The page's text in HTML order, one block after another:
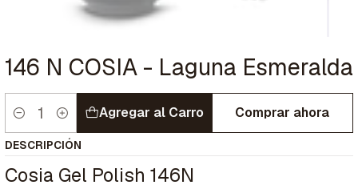
146 N COSIA - Laguna Esmeralda
Cantidad
Agregar al Carro Comprar ahora
DESCRIPCIÓN
Cosia Gel Polish 146N